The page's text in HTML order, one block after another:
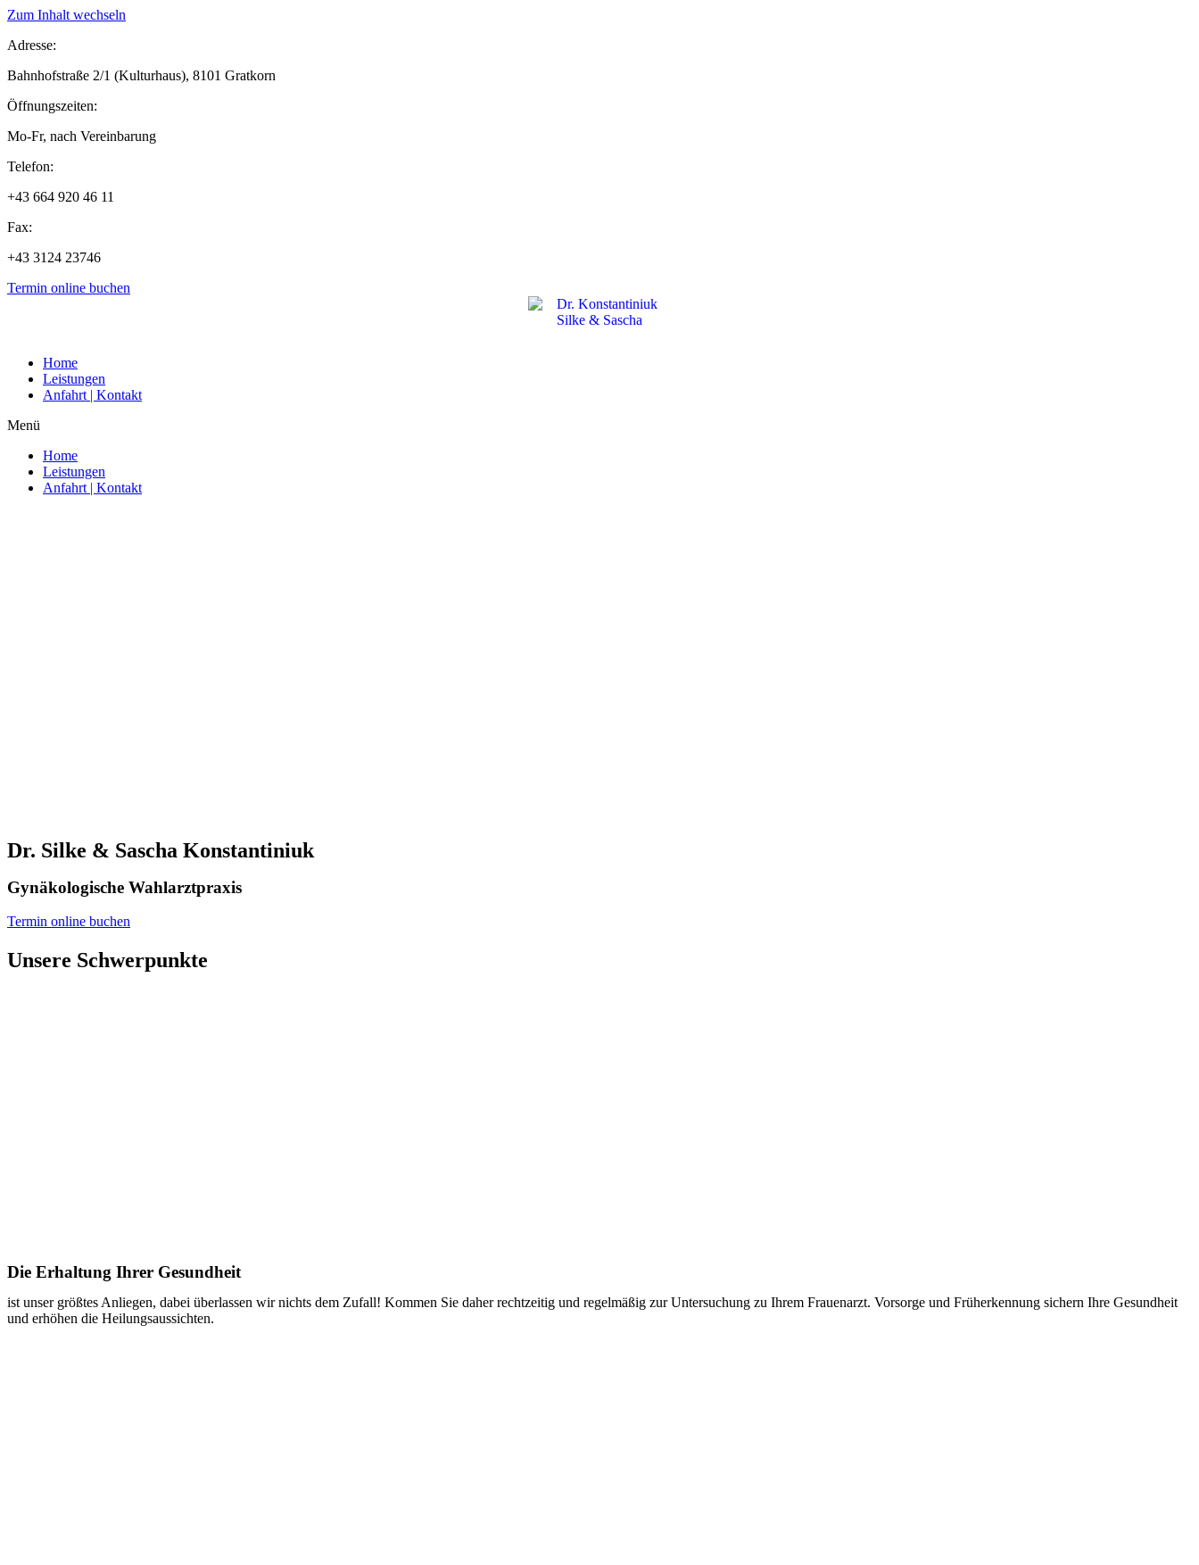
Zum Inhalt wechseln
Adresse:
Bahnhofstraße 2/1 (Kulturhaus), 8101 Gratkorn
Öffnungszeiten:
Mo-Fr, nach Vereinbarung
Telefon:
+43 664 920 46 11
Fax:
+43 3124 23746
Termin online buchen
Home
Leistungen
Anfahrt | Kontakt
Menü
Home
Leistungen
Anfahrt | Kontakt
Dr. Silke & Sascha Konstantiniuk
Gynäkologische Wahlarztpraxis
Termin online buchen
Unsere Schwerpunkte
Die Erhaltung Ihrer Gesundheit
ist unser größtes Anliegen, dabei überlassen wir nichts dem Zufall! Kommen Sie daher rechtzeitig und regelmäßig zur Untersuchung zu Ihrem Frauenarzt. Vorsorge und Früherkennung sichern Ihre Gesundheit
und erhöhen die Heilungsaussichten.